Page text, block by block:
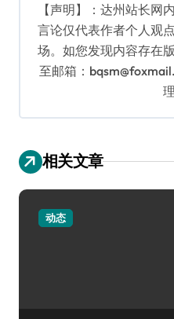
【声明】：达州站长网
言论仅代表作者个人观
场。如您发现内容存在
至邮箱：
相关文章
动态